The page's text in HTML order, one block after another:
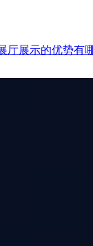
厅展示的优势有